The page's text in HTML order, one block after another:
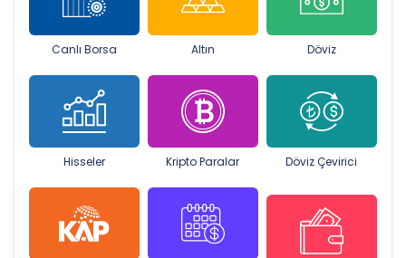
Canlı Borsa Altın Döviz
Hisseler Kripto Paralar Döviz Çevirici